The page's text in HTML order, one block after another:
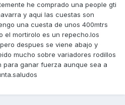
he comprado una people gti
y aqui las cuestas son
una cuesta de unos 400mtrs
el mortirolo es un repecho.los
despues se viene abajo y
mucho sobre variadores rodillos
ganar fuerza aunque sea a